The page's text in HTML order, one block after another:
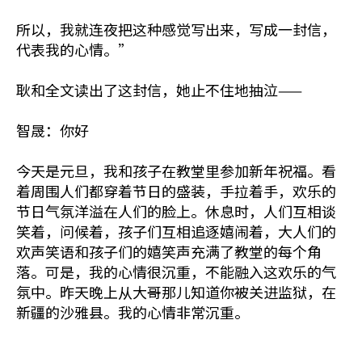
所以，我就连夜把这种感觉写出来，写成一封信，
代表我的心情。”
耿和全文读出了这封信，她止不住地抽泣——
智晟：你好
今天是元旦，我和孩子在教堂里参加新年祝福。看
着周围人们都穿着节日的盛装，手拉着手，欢乐的
节日气氛洋溢在人们的脸上。休息时，人们互相谈
笑着，问候着，孩子们互相追逐嬉闹着，大人们的
欢声笑语和孩子们的嬉笑声充满了教堂的每个角
落。可是，我的心情很沉重，不能融入这欢乐的气
氛中。昨天晚上从大哥那儿知道你被关进监狱，在
新疆的沙雅县。我的心情非常沉重。